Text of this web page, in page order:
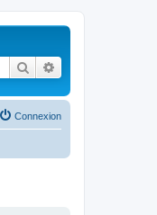
Rechercher
Connexion